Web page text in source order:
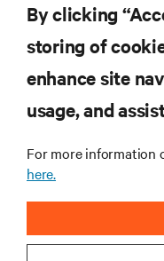
WSPARCIE
O NAS
By clicking
storing of
enhance site
usage, and
For more information
here.